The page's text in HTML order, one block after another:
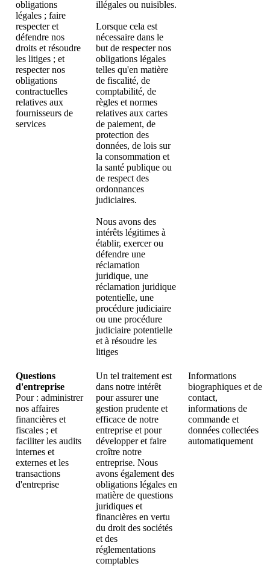
obligations
légales ; faire
respecter et
défendre nos
droits et résoudre
les litiges ; et
respecter nos
obligations
contractuelles
relatives aux
fournisseurs de
services
illégales ou nuisibles.
Lorsque cela est
nécessaire dans le
but de respecter nos
obligations légales
telles qu'en matière
de fiscalité, de
comptabilité, de
règles et normes
relatives aux cartes
de paiement, de
protection des
données, de lois sur
la consommation et
la santé publique ou
de respect des
ordonnances
judiciaires.
Nous avons des
intérêts légitimes à
établir, exercer ou
défendre une
réclamation
juridique, une
réclamation juridique
potentielle, une
procédure judiciaire
ou une procédure
judiciaire potentielle
et à résoudre les
litiges
Questions
d'entreprise
Pour : administrer
nos affaires
financières et
fiscales ; et
faciliter les audits
internes et
externes et les
transactions
d'entreprise
Un tel traitement est
dans notre intérêt
pour assurer une
gestion prudente et
efficace de notre
entreprise et pour
développer et faire
croître notre
entreprise. Nous
avons également des
obligations légales en
matière de questions
juridiques et
financières en vertu
du droit des sociétés
et des
réglementations
comptables
Informations
biographiques et de
contact,
informations de
commande et
données collectées
automatiquement